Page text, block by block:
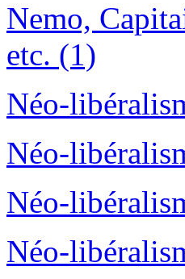
Nemo,
etc. (1)
Néo-
Néo-
Néo-
Néo-